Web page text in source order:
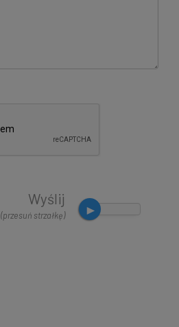
Wyślij
(przesuń strzałkę)